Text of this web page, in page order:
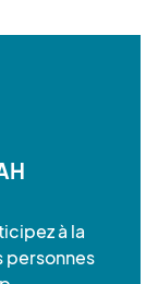
à la
personnes